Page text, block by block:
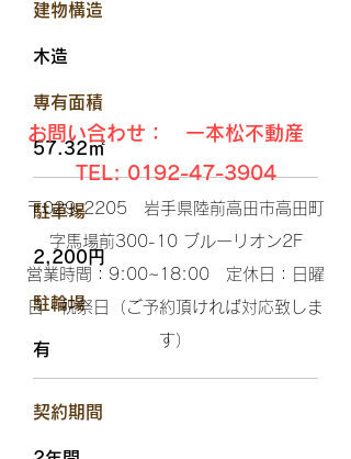
​建物構造
木造
​専有面積
57.32㎡
駐車場
2,200円
​駐輪場
有
​契約期間
お問い合わせ： 一本松不動産
TEL:0192-47-3904
〒029-2205 岩手県陸前高田市高田町
字馬場前300-10 ブルーリオン2F​
営業時間：9:00~18:00 定休日：日曜
日・祝祭日（ご予約頂ければ対応致しま
す）​